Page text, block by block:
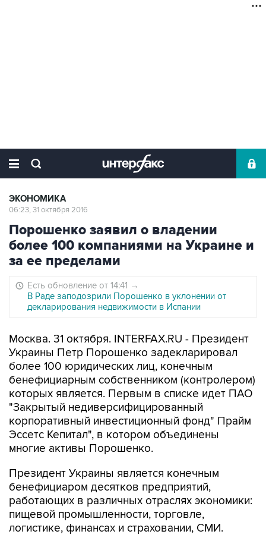
ЭКОНОМИКА
06:23, 31 октября 2016
Порошенко заявил о владении
более 100 компаниями на Украине и
за ее пределами
Есть обновление от 14:41 →
В Раде заподозрили Порошенко в уклонении от
декларирования недвижимости в Испании
Москва. 31 октября. INTERFAX.RU - Президент
Украины Петр Порошенко задекларировал
более 100 юридических лиц, конечным
бенефициарным собственником (контролером)
которых является. Первым в списке идет ПАО
"Закрытый недиверсифицированный
корпоративный инвестиционный фонд" Прайм
Эссетс Кепитал", в котором объединены
многие активы Порошенко.
Президент Украины является конечным
бенефициаром десятков предприятий,
работающих в различных отраслях экономики:
пищевой промышленности, торговле,
логистике, финансах и страховании, СМИ.